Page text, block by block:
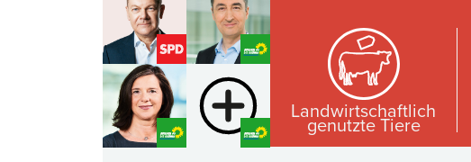
Landwirtschaftlich
genutzte Tiere